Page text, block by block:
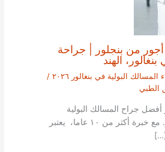
أجور من بنجلور | جراحة
الهند
البولية في بنغالور ٢٠٢٦
/
الطبي
أفضل جراح المسالك البولية
والبروستات في بنغالور. مع خبرة أكثر من ١٠ عاما، يعتبر
[…]